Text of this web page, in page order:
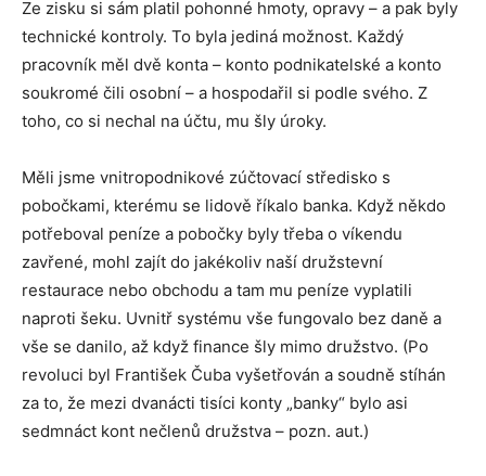
Ze zisku si sám platil pohonné hmoty, opravy – a pak byly
technické kontroly. To byla jediná možnost. Každý
pracovník měl dvě konta – konto podnikatelské a konto
soukromé čili osobní – a hospodařil si podle svého. Z
toho, co si nechal na účtu, mu šly úroky.
Měli jsme vnitropodnikové zúčtovací středisko s
pobočkami, kterému se lidově říkalo banka. Když někdo
potřeboval peníze a pobočky byly třeba o víkendu
zavřené, mohl zajít do jakékoliv naší družstevní
restaurace nebo obchodu a tam mu peníze vyplatili
naproti šeku. Uvnitř systému vše fungovalo bez daně a
vše se danilo, až když finance šly mimo družstvo. (Po
revoluci byl František Čuba vyšetřován a soudně stíhán
za to, že mezi dvanácti tisíci konty „banky“ bylo asi
sedmnáct kont nečlenů družstva – pozn. aut.)